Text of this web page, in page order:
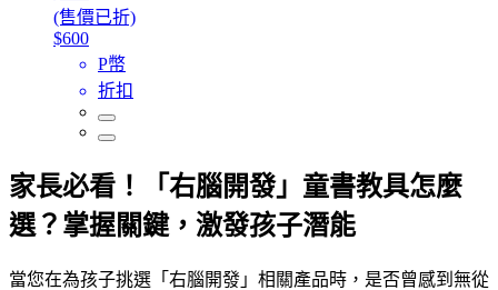
(售價已折)
$600
P幣
折扣
家長必看！「右腦開發」童書教具怎麼
選？掌握關鍵，激發孩子潛能
當您在為孩子挑選「右腦開發」相關產品時，是否曾感到無從